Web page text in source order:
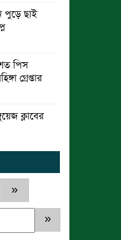
পুড়ে ছাই
পিস
গ্রেপ্তার
ক্লাবের